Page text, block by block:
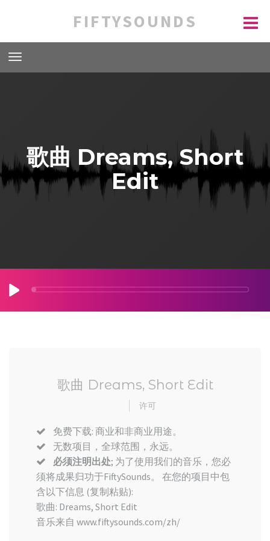
FIFTYSOUNDS
歌曲 Dreams, Short
Edit
歌曲 Dreams, Short Edit
许可
免费下载: 商业和非商业用途。
无数项目，全球范围，永远。
必须注明出处; 为了使用我们的音乐，您必
须将成果归功于FiftySounds。 在您的项目中包
含以下信息 (复制粘贴):
歌曲: Dreams, Short Edit
音乐来自 www.fiftysounds.com/zh/